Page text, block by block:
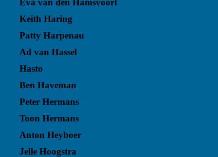
Eva van den Hamsvoort
Keith Haring
Patty Harpenau
Ad van Hassel
Hasto
Ben Haveman
Peter Hermans
Toon Hermans
Anton Heyboer
Jelle Hoogstra